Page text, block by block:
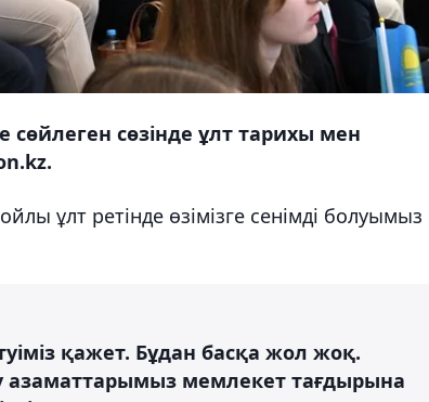
сөйлеген сөзінде ұлт тарихы мен
ұлт ретінде өзімізге сенімді болуымыз
қажет. Бұдан басқа жол жоқ.
азаматтарымыз мемлекет тағдырына